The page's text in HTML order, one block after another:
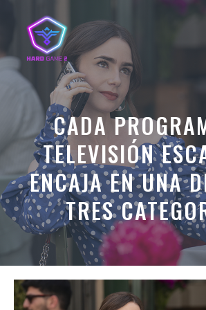
contenido
CADA
TELEVISIÓN
ENCAJA EN UNA
TRES